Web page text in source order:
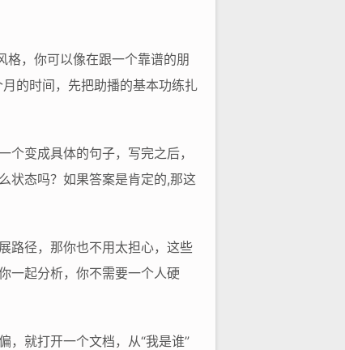
格，你可以像在跟一个靠谱的朋
的时间，先把助播的基本功练扎
变成具体的句子，写完之后，
状态吗？如果答案是肯定的,那这
路径，那你也不用太担心，这些
一起分析，你不需要一个人硬
，就打开一个文档，从“我是谁”